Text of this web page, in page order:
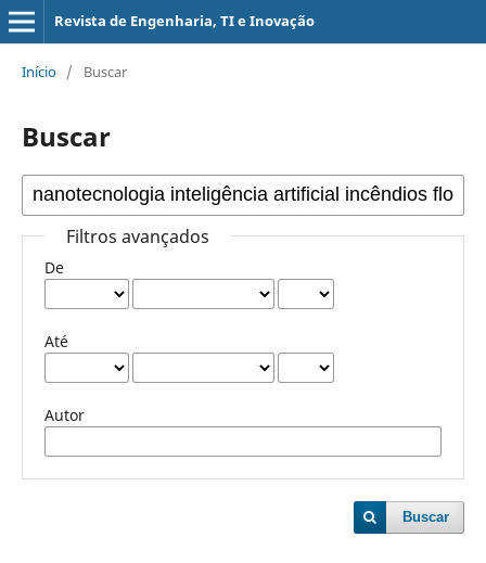
Revista de Engenharia, TI e Inovação
Início / Buscar
Buscar
Filtros avançados
De
Até
Autor
Buscar